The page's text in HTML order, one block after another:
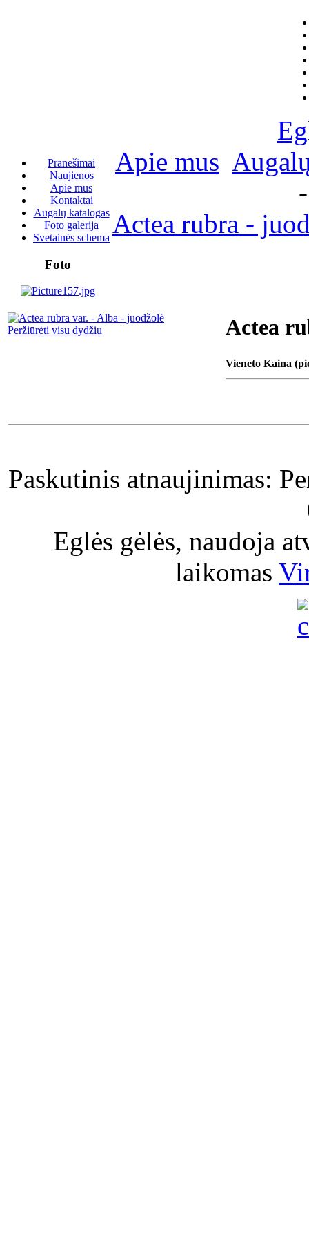
Pranešimai
Naujienos
Apie mus
Kontaktai
Augalų katalogas
Foto galerija
Svetainės schema
Foto
Apie mus
Actea rubra -
Peržiūrėti visu dydžiu Actea
Vieneto Kaina
Paskutinis atnaujinimas:
Eglės gėlės, naudoja
laikomas